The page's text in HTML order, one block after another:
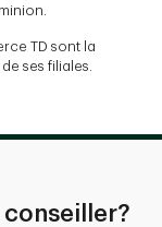
TD sont la
ses filiales.